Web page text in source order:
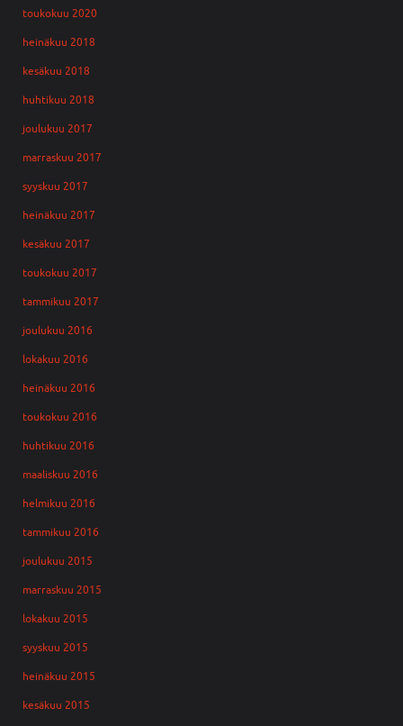
toukokuu 2020
heinäkuu 2018
kesäkuu 2018
huhtikuu 2018
joulukuu 2017
marraskuu 2017
syyskuu 2017
heinäkuu 2017
kesäkuu 2017
toukokuu 2017
tammikuu 2017
joulukuu 2016
lokakuu 2016
heinäkuu 2016
toukokuu 2016
huhtikuu 2016
maaliskuu 2016
helmikuu 2016
tammikuu 2016
joulukuu 2015
marraskuu 2015
lokakuu 2015
syyskuu 2015
heinäkuu 2015
kesäkuu 2015